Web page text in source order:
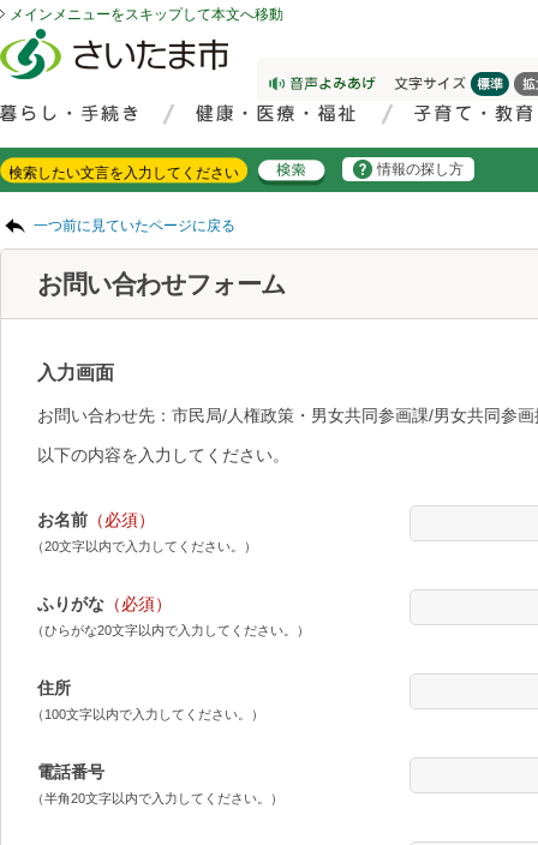
メインメニューをスキップして本文へ移動
情報の探し方
一つ前に見ていたページに戻る
お問い合わせフォーム
入力画面
お問い合わせ先：市民局/人権政策・男女共同参画課/男女共同参
以下の内容を入力してください。
お名前 （必須）
（20文字以内で入力してください。）
ふりがな （必須）
（ひらがな20文字以内で入力してください。）
住所
（100文字以内で入力してください。）
電話番号
（半角20文字以内で入力してください。）